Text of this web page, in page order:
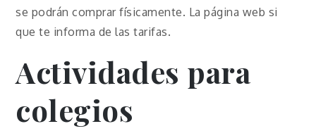
se podrán comprar físicamente. La página web si
que te informa de las tarifas.
Actividades para
colegios